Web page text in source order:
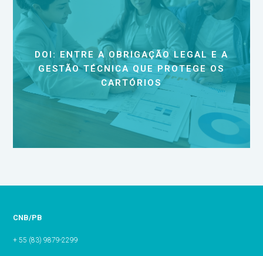
DOI: ENTRE A OBRIGAÇÃO LEGAL E A
GESTÃO TÉCNICA QUE PROTEGE OS
CARTÓRIOS
CNB/PB
+ 55 (83) 9879-2299